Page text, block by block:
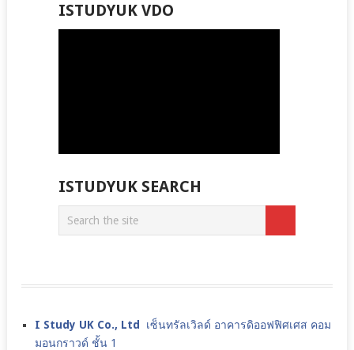
ISTUDYUK VDO
ISTUDYUK SEARCH
I Study UK Co., Ltd เซ็นทรัลเวิลด์ อาคารดิออฟฟิศเศส คอม
มอนกราวด์ ชั้น 1